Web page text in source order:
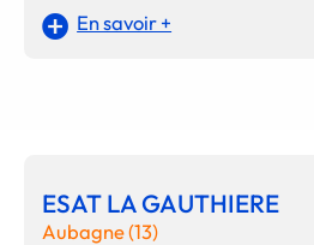
En savoir +
ESAT LA GAUTHIERE
Aubagne (13)